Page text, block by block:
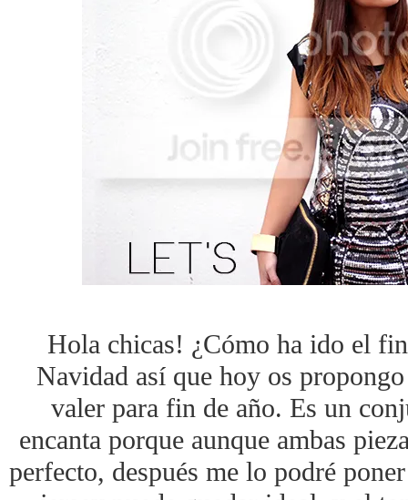
Hola chicas! ¿Cómo ha ido el
Navidad así que hoy os
valer para fin de año. Es un
encanta porque aunque ambas
perfecto, después me lo podré